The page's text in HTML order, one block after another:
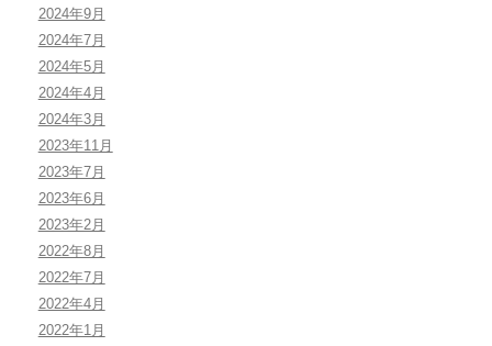
2024年9月
2024年7月
2024年5月
2024年4月
2024年3月
2023年11月
2023年7月
2023年6月
2023年2月
2022年8月
2022年7月
2022年4月
2022年1月